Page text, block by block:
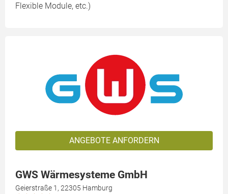
Flexible Module, etc.)
ANGEBOTE ANFORDERN
GWS Wärmesysteme GmbH
Geierstraße 1, 22305 Hamburg